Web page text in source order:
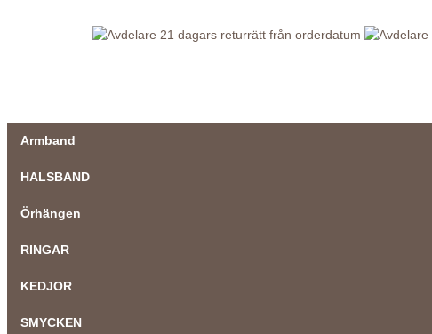
21 dagars returrätt från orderdatum
Armband
HALSBAND
Örhängen
RINGAR
KEDJOR
SMYCKEN